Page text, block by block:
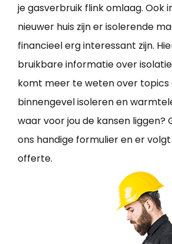
je gasverbruik flink omlaag. Ook
nieuwer huis zijn er isolerende
financieel erg interessant zijn.
bruikbare informatie over
komt meer te weten over topics
binnengevel isoleren en
waar voor jou de kansen liggen?
ons handige formulier en er volgt
offerte.